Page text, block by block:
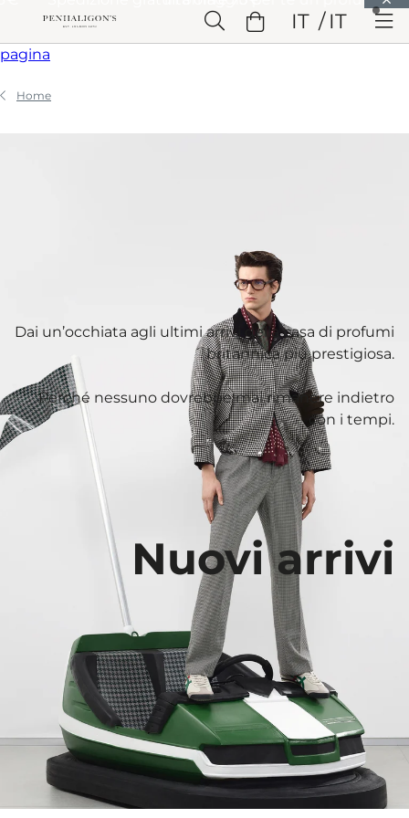
Vai a Intestazione Vai a Contenuto principale Vai a Piè di
pagina
IT IT
Home
Nuovi arrivi
Dai un’occhiata agli ultimi arrivi della casa di profumi
britannica più prestigiosa.
Perché nessuno dovrebbe mai rimanere indietro
con i tempi.